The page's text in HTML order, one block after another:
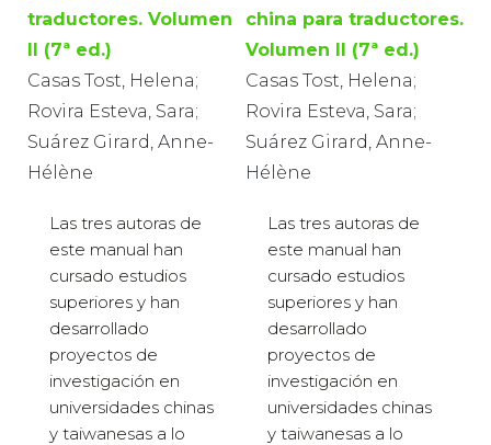
traductores. Volumen
II (7ª ed.)
Casas Tost, Helena;
Rovira Esteva, Sara;
Suárez Girard, Anne-
Hélène
Las tres autoras de
este manual han
cursado estudios
superiores y han
desarrollado
proyectos de
investigación en
universidades chinas
y taiwanesas a lo
china para traductores.
Volumen II (7ª ed.)
Casas Tost, Helena;
Rovira Esteva, Sara;
Suárez Girard, Anne-
Hélène
Las tres autoras de
este manual han
cursado estudios
superiores y han
desarrollado
proyectos de
investigación en
universidades chinas
y taiwanesas a lo